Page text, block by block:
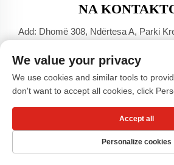
NA
Add: Dhomë 308, Ndërtesa A, Parki
Tel: +86-17304049586
E-mail:[email protected]
Të drejtat e rezervuara © Guangzhou
Co., LTD -Politika e
We value your privacy
We use cookies and similar tools to
don't want to accept all cookies, click
Personalize cookies
Accept all